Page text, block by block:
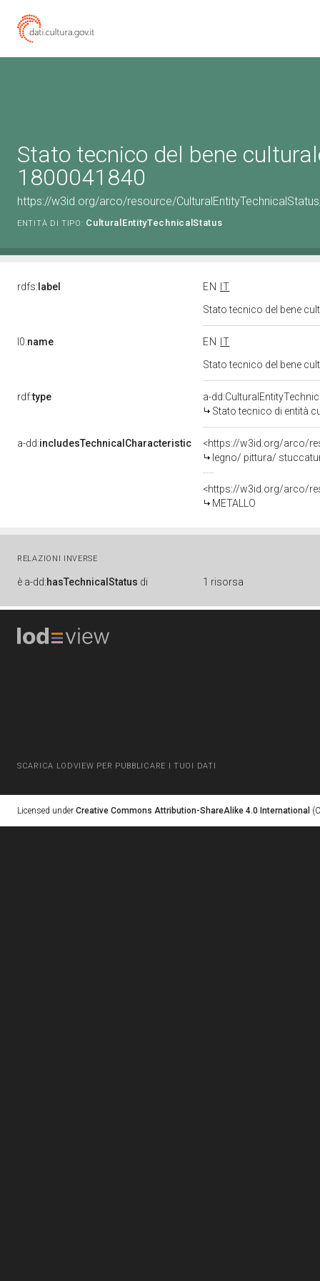
Stato tecnico del bene
1800041840
https://w3id.org/arco/resource/
ENTITÀ DI TIPO: CulturalEntityTechnicalStatus
rdfs: label EN
IT
Stato tecnico del bene
l0:name EN
IT
Stato tecnico del bene
rdf:type
a-
Stato tecnico di entità
a-dd:includesTechnicalCharacteristic
<https://w3id.org/arco/
legno/ pittura/
<https://w3id.org/arco/
METALLO
RELAZIONI INVERSE
è a-dd:hasTechnicalStatus di 1 risorsa
SCARICA LODVIEW PER PUBBLICARE I TUOI DATI
Licensed under Creative Commons Attribution-ShareAlike 4.0 International